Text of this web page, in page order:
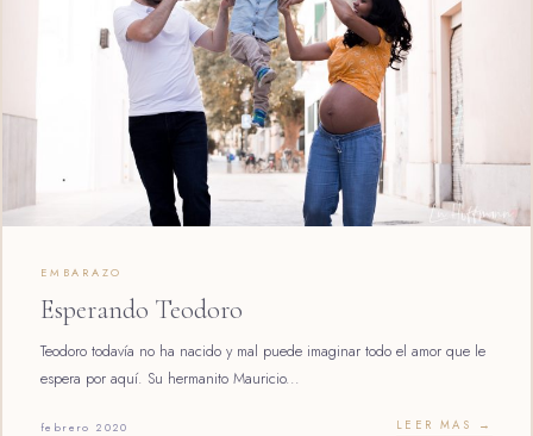
EMBARAZO
Esperando Teodoro
Teodoro todavía no ha nacido y mal puede imaginar todo el amor que le
espera por aquí. Su hermanito Mauricio...
febrero 2020 LEER MAS →